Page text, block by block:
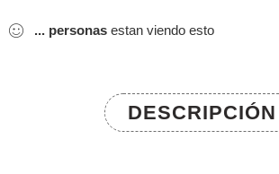
... personas estan viendo esto
DESCRIPCIÓN